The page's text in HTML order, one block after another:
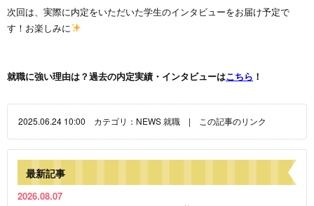
次回は、実際に内定をいただいた学生のインタビューをお届け予定で
す！お楽しみに
就職に強い理由は？過去の内定実績・インタビューはこちら ！
2025.06.24 10:00 カテゴリ： NEWS就職 | この記事のリンク
最新記事
2026.08.07